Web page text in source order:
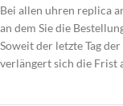
Bei allen uhren replica
an dem Sie die
Soweit der letzte Tag
verlängert sich die Frist